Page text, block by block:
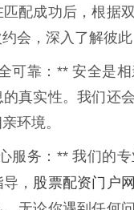
配成功后，根据
会，深入了解彼
可靠：** 安全是
真实性。我们还
环境。
服务：** 我们的
， 股票配资门户